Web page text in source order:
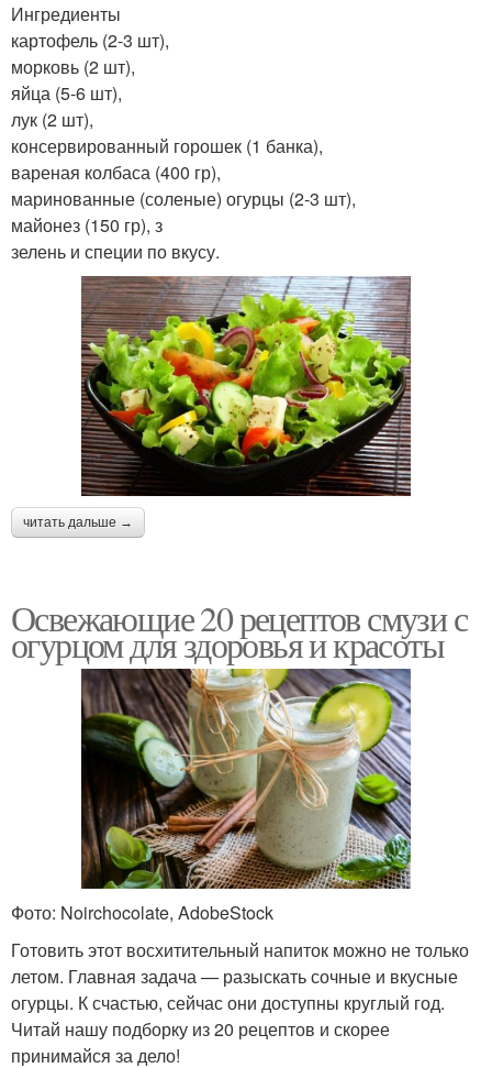
Ингредиенты
картофель (2-3 шт),
морковь (2 шт),
яйца (5-6 шт),
лук (2 шт),
консервированный горошек (1 банка),
вареная колбаса (400 гр),
маринованные (соленые) огурцы (2-3 шт),
майонез (150 гр), з
зелень и специи по вкусу.
читать дальше →
Освежающие 20 рецептов смузи с
огурцом для здоровья и красоты
Фото: Noirchocolate, AdobeStock
Готовить этот восхитительный напиток можно не только
летом. Главная задача — разыскать сочные и вкусные
огурцы. К счастью, сейчас они доступны круглый год.
Читай нашу подборку из 20 рецептов и скорее
принимайся за дело!